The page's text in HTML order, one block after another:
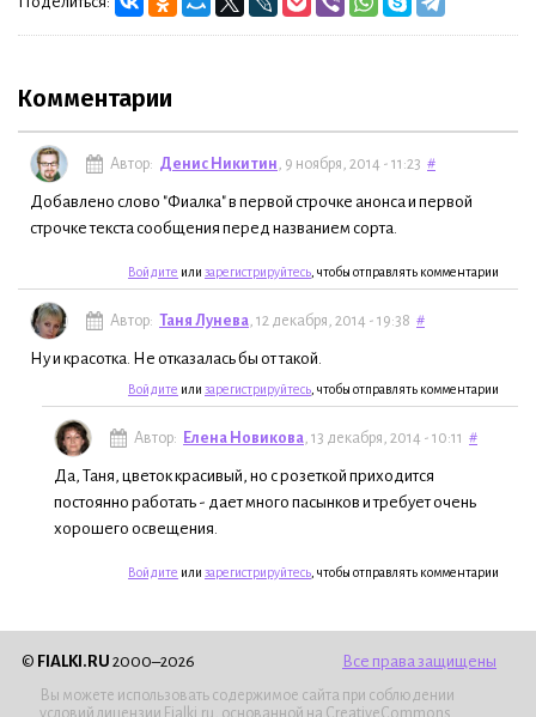
Комментарии
Автор: Денис Никитин , 9 ноября, 2014 - 11:23 #
Добавлено слово "Фиалка" в первой строчке анонса и первой
строчке текста сообщения перед названием сорта.
Войдите или зарегистрируйтесь , чтобы отправлять комментарии
Автор: Таня Лунева , 12 декабря, 2014 - 19:38 #
Ну и красотка. Не отказалась бы от такой.
Войдите или зарегистрируйтесь , чтобы отправлять комментарии
Автор: Елена Новикова , 13 декабря, 2014 - 10:11 #
Да, Таня, цветок красивый, но с розеткой приходится
постоянно работать - дает много пасынков и требует очень
хорошего освещения.
Войдите или зарегистрируйтесь , чтобы отправлять комментарии
© FIALKI.RU 2000–2026 Все права защищены
Вы можете использовать содержимое сайта при соблюдении
условий лицензии Fialki.ru , основанной на CreativeCommons